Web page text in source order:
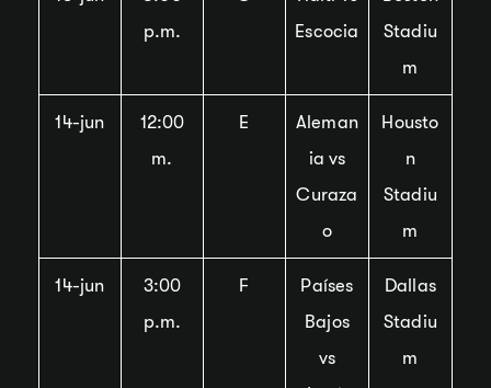
p.m.
Escocia
Stadiu
m
14-jun
12:00
m.
E
Aleman
ia vs
Curaza
o
Housto
n
Stadiu
m
14-jun
3:00
p.m.
F
Países
Bajos
vs
Dallas
Stadiu
m